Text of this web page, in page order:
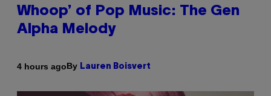
Whoop’ of Pop Music: The Gen
Alpha Melody
4 hours agoBy Lauren Boisvert